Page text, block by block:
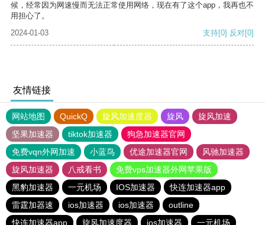
候，经常因为网速慢而无法正常使用网络，现在有了这个app，我再也不
用担心了。
2024-01-03
支持[0] 反对[0]
友情链接
网站地图 QuickQ 旋风加速度器 旋风
旋风加速
坚果加速器
tiktok加速器
狗急加速器官网
免费vqn外网加速
小蓝鸟 优途加速器官网
风驰加速器
旋风加速器
八戒看书
免费vps加速器外网苹果版
黑豹加速器
一元机场 IOS加速器
快连加速器app
雷霆加器速
ios加速器 ios加速器
outline
快连加速器app
旋风加速度器 ios加速器 一元机场